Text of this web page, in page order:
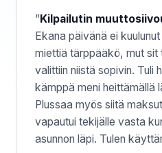
”Kilpailutin
Ekana päivänä ei
miettiä tärppääkö, mut sit
valittiin niistä sopivin. Tuli
kämppä meni heittämällä
Plussaa myös siitä
vapautui tekijälle vasta
asunnon läpi. Tulen